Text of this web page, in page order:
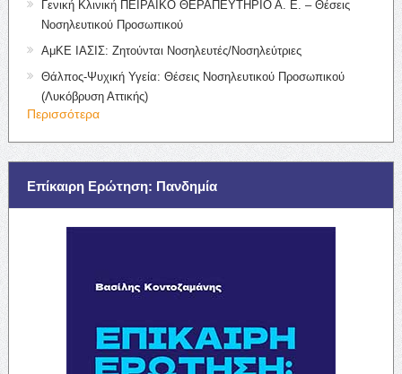
Γενική Κλινική ΠΕΙΡΑΪΚΟ ΘΕΡΑΠΕΥΤΗΡΙΟ Α. Ε. – Θέσεις
Νοσηλευτικού Προσωπικού
ΑμΚΕ ΙΑΣΙΣ: Ζητούνται Νοσηλευτές/Νοσηλεύτριες
Θάλπος-Ψυχική Υγεία: Θέσεις Νοσηλευτικού Προσωπικού
(Λυκόβρυση Αττικής)
Περισσότερα
Επίκαιρη Ερώτηση: Πανδημία